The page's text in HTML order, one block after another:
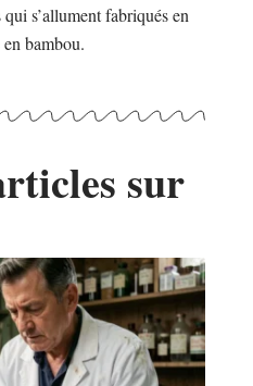
s’allument fabriqués en
bambou.
sur